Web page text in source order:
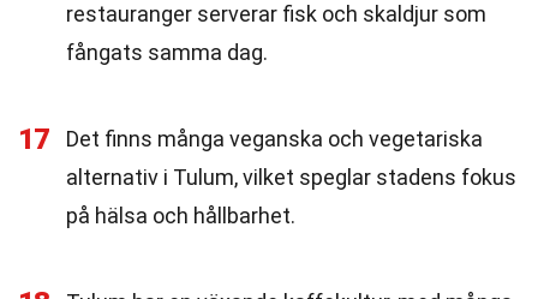
restauranger serverar fisk och skaldjur som
fångats samma dag.
17
Det finns många veganska och vegetariska
alternativ i Tulum, vilket speglar stadens fokus
på hälsa och hållbarhet.